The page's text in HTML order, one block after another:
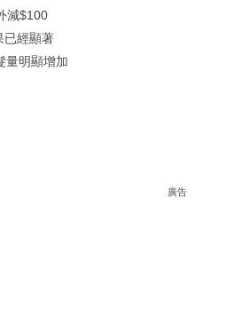
減$100
已經顯著
量明顯增加
廣告